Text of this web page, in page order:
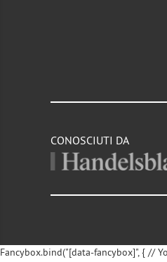
CONOSCIUTI DA
Fancybox.bind("[data-fancybox]", { //